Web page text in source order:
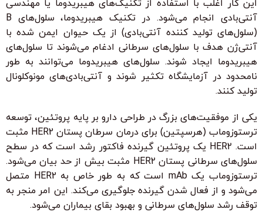
این کار اغلب با استفاده از تکنیک‌های هیبریدوما یا مهندسی
آنتی‌بادی انجام می‌شود. در تکنیک هیبریدوما، سلول‌های B
(سلول‌های تولید کننده آنتی‌بادی) از یک حیوان ایمن شده با
آنتی‌ژن هدف با سلول‌های سرطانی ادغام می‌شوند تا سلول‌های
هیبریدوما ایجاد شوند. سلول‌های هیبریدوما می‌توانند به طور
نامحدود در آزمایشگاه تکثیر شوند و آنتی‌بادی‌های مونوکلونال
تولید کنند.
یکی از موفقیت‌های بزرگ در طراحی دارو بر پایه پروتئین، توسعه
ترستوزوماب (هرسپتین) برای درمان سرطان پستان HER2 مثبت
است. HER2 یک پروتئین گیرنده فاکتور رشد است که در سطح
سلول‌های سرطانی پستان HER2 مثبت بیش از حد بیان می‌شود.
ترستوزوماب یک mAb است که به طور خاص به HER2 متصل
می‌شود و از فعال شدن گیرنده جلوگیری می‌کند. این امر منجر به
توقف رشد سلول‌های سرطانی و بهبود بقای بیماران می‌شود.